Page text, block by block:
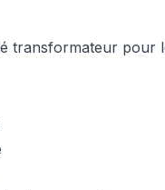
transformateur